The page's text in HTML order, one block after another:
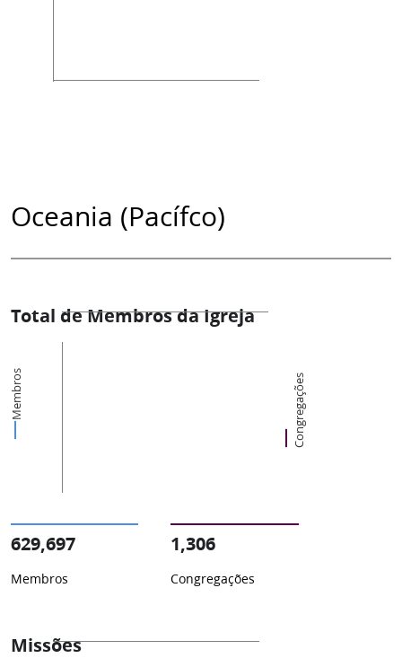
Oceania (Pacífco)
Total de Membros da Igreja
Membros Congregações
629,697
Membros
1,306
Congregações
Missões